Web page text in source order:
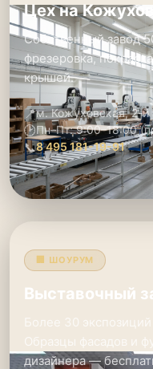
Цех на
Собственный завод
фрезеровка,
крышей.
📍м. Кожуховская, 2-
🕑Пн–Пт: 9:00–18:00
📞8 495 181-19-91
🏢 ШОУРУМ
Выставочный
Более 30
Образцы фасадов и
дизайнера —